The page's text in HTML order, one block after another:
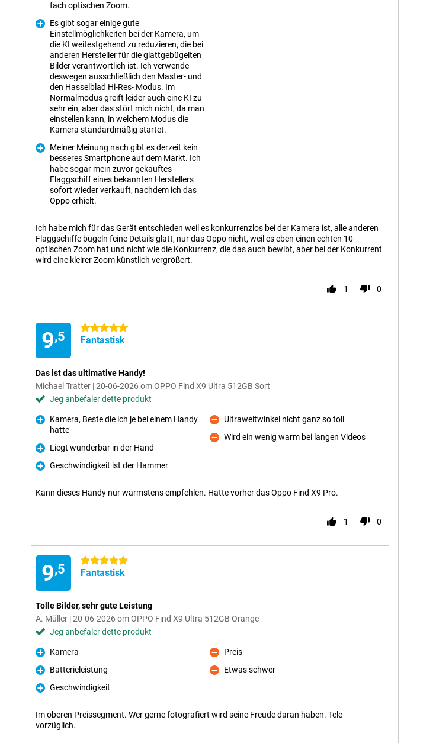
fach optischen Zoom.
Fordele
Es gibt sogar einige gute
Einstellmöglichkeiten bei der Kamera, um
die KI weitestgehend zu reduzieren, die bei
anderen Hersteller für die glattgebügelten
Bilder verantwortlich ist. Ich verwende
deswegen ausschließlich den Master- und
den Hasselblad Hi-Res- Modus. Im
Normalmodus greift leider auch eine KI zu
sehr ein, aber das stört mich nicht, da man
einstellen kann, in welchem Modus die
Kamera standardmäßig startet.
Fordele
Meiner Meinung nach gibt es derzeit kein
besseres Smartphone auf dem Markt. Ich
habe sogar mein zuvor gekauftes
Flaggschiff eines bekannten Herstellers
sofort wieder verkauft, nachdem ich das
Oppo erhielt.
Ich habe mich für das Gerät entschieden weil es konkurrenzlos bei der Kamera ist, alle anderen
Flaggschiffe bügeln feine Details glatt, nur das Oppo nicht, weil es eben einen echten 10-
optischen Zoom hat und nicht wie die Konkurrenz, die das auch bewibt, aber bei der Konkurrent
wird eine kleirer Zoom künstlich vergrößert.
1 0
9,5
5 stjerner
Fantastisk
Das ist das ultimative Handy!
Michael Tratter | 20-06-2026 om OPPO Find X9 Ultra 512GB Sort
Jeg anbefaler dette produkt
Fordele
Kamera, Beste die ich je bei einem Handy
hatte
Fordele
Liegt wunderbar in der Hand
Fordele
Geschwindigkeit ist der Hammer
Ulemper
Ultraweitwinkel nicht ganz so toll
Ulemper
Wird ein wenig warm bei langen Videos
Kann dieses Handy nur wärmstens empfehlen. Hatte vorher das Oppo Find X9 Pro.
1 0
9,5
5 stjerner
Fantastisk
Tolle Bilder, sehr gute Leistung
A. Müller | 20-06-2026 om OPPO Find X9 Ultra 512GB Orange
Jeg anbefaler dette produkt
Fordele
Kamera
Fordele
Batterieleistung
Fordele
Geschwindigkeit
Ulemper
Preis
Ulemper
Etwas schwer
Im oberen Preissegment. Wer gerne fotografiert wird seine Freude daran haben. Tele
vorzüglich.